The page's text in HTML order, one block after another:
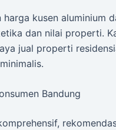
harga kusen aluminium
dan nilai properti.
jual properti
Bandung